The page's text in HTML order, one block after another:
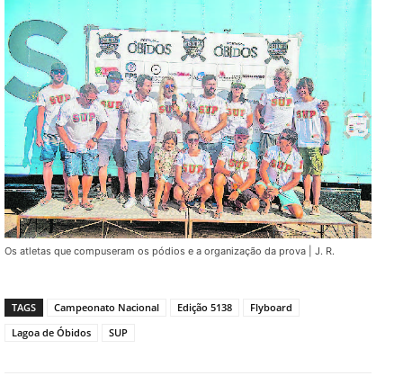
Os atletas que compuseram os pódios e a organização da prova | J. R.
TAGS Campeonato Nacional Edição 5138
Flyboard
Lagoa de Óbidos
SUP